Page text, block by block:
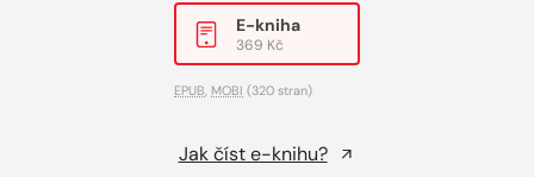
E-kniha
369 Kč
EPUB, MOBI (320 stran)
Jak číst e-knihu?